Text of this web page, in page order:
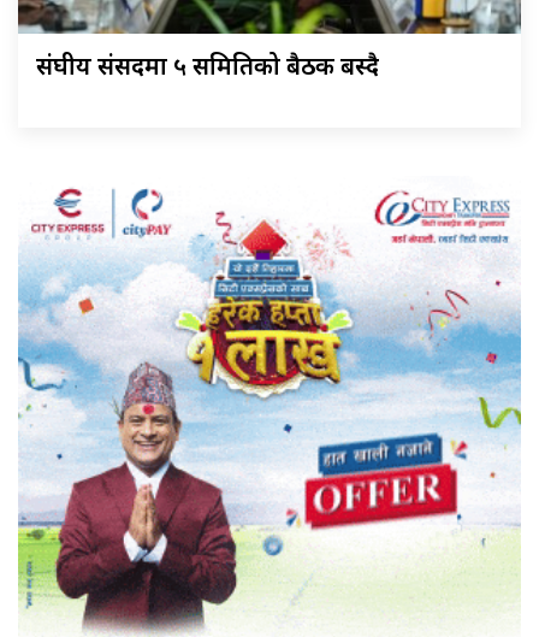
संघीय संसदमा ५ समितिको बैठक बस्दै